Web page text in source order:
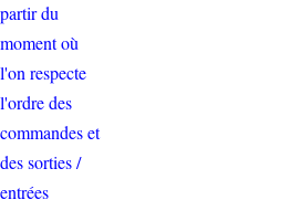
partir du
moment où
l'on respecte
l'ordre des
commandes et
des sorties /
entrées